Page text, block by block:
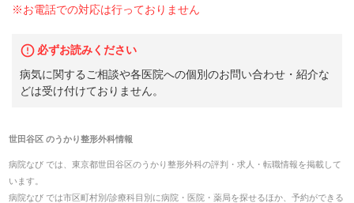
※お電話での対応は行っておりません
必ずお読みください
病気に関するご相談や各医院への個別のお問い合わせ・紹介な
どは受け付けておりません。
世田谷区のうかり整形外科情報
病院なび では、 東京都世田谷区のうかり整形外科の評判・求人・転職情報を掲載して
います。
病院なび では市区町村別/診療科目別に病院・医院・薬局を探せるほか、予約ができる